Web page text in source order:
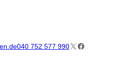
040 752 577 990X Facebook